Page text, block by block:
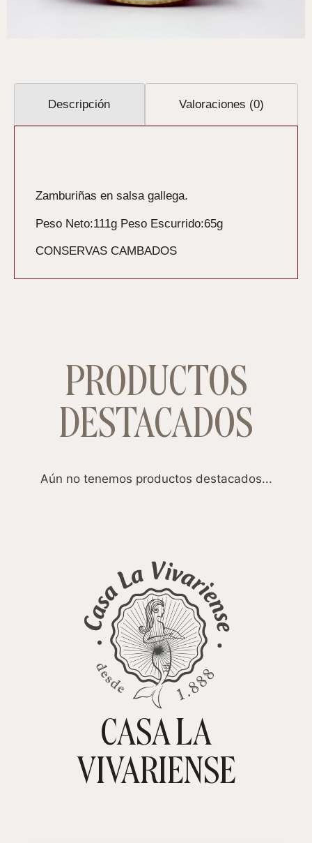
Descripción Valoraciones (0)
Zamburiñas en salsa gallega.
Peso Neto:111g Peso Escurrido:65g
CONSERVAS CAMBADOS
PRODUCTOS
DESTACADOS
Aún no tenemos productos destacados...
TIENDA ONLINECASA LA
VIVARIENSE